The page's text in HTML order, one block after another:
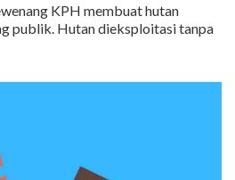
KPH membuat hutan
publik. Hutan dieksploitasi tanpa